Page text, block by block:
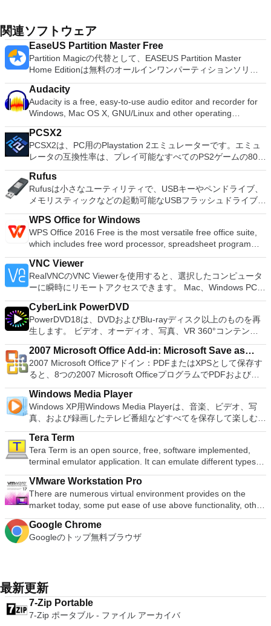
関連ソフトウェア
EaseUS Partition Master Free
Partition Magicの代替として、EASEUS Partition Master
Home Editionは無料のオールインワンパーティションソリュ
ーションおよびディスク管理ユーティリティです。パーティシ
ョンの拡張（特にシステムドライブ用）、ディスク領域の管
理、MBRおよびGUIDパーティションテーブル（GPT）ディス
クのディスク領域不足の問題の解決を可能にします。 パーテ
ィションのサイズ変更/移動システムドライブを拡張するディ
スクとパーティションをコピーパーティションをマージ分割パ
ーティション空き領域を再分配するダイナミックディスクの変
換パーティションを回復する
Audacity
Audacity is a free, easy-to-use audio editor and recorder for
Windows, Mac OS X, GNU/Linux and other operating
systems. You can use Audacity to: Record live audio. Convert
tapes and records into digital recordings or CDs. Edit Ogg
Vorbis, MP3, WAV or AIFF sound files. Cut, copy, splice or mix
sounds together. Change the speed or pitch of a recording.
Add new effects with LADSPA plug-ins. And more!
PCSX2
PCSX2は、PC用のPlaystation 2エミュレーターです。エミュ
レータの互換性率は、プレイ可能なすべてのPS2ゲームの80％
以上を誇っています。かなり強力なコンピューターを所有して
いる場合、PCSX2は優れたエミュレーターです。また、この
アプリケーションはローエンドコンピューターのサポートも提
供するため、Playstation 2コンソールのすべての所有者は、
PCで動作するゲームを見ることができます。 PCSX2エミュレ
ーターを使用すると、PS2コントローラーを使用して、本物の
プレイステーション体験をシミュレートできます。このアプリ
ケーションでは、ディスクからゲームを直接実行することも、
ハードドライブからISOイメージとして実行することもできま
す。 主な機能は次のとおりです。 Savestates：ボタンを1つ
押すだけで、ゲームの現在の「状態」を保存できます。 無制
限のメモリーカード：好きなだけメモリーカードを保存でき、
8MBから64MBまでの単一の物理カードに制限されなくなりま
した。 高解像度グラフィックス：PCSX2を使用すると、
1080pまたは4K HDでゲームをプレイできます。 全体とし
ゲームを高い精度でエミュレートでき、Windowsとエミュレ
ーターを切り替えることができます。欠点は、高速ゲームに苦
労し、時々フリーズまたはクラッシュすることです。* PCSX2
を使用するには、コンソールから抽出できるPlaystation 2
BIOSが必要です。
Rufus
Rufusは小さなユーティリティで、USBキーやペンドライブ、
メモリスティックなどの起動可能なUSBフラッシュドライブを
フォーマットおよび作成できます。 Rufusは、次のシナリオで
役立ちます。 Windows、Linux、およびUEFI用の起動可能な
ISOからUSBインストールメディアを作成する必要がある場
合。 OSがインストールされていないシステムで作業する必要
がある場合。 BIOSまたはその他のファームウェアをDOSから
フラッシュする必要がある場合。 低レベルのユーティリティ
を実行する必要がある場合。 Rufusは次の* ISOで動作しま
す：Arch Linux、Archbang、BartPE / pebuilder、CentOS、
Damn Small Linux、Fedora、FreeDOS、Gentoo、
gNewSense、Hiren&#39;s Boot CD、LiveXP、Knoppix、
Kubuntu、Linux Mint、NT Password Registry Editor、
OpenSUSE、Parted Magic、Slackware、Tails、Trinity
Rescue Kit、Ubuntu、Ultimate Boot CD、Windows XP（SP2
以降）、Windows Server 2003 R2、Windows Vista、
Windows 7、Windows 8。 *このリストは完全ではありませ
ア語、マレーシア語、セシュティナ、ダンスク、ドイツ語、英
語、スペイン語、フランス語、フルバツキー、イタリア語、ラ
トヴィエシュ、リエトゥビウ、マジャール、オランダ、ノルス
ク、ポルスキ、ポルトガル、ポルトガル、スロヴェンスキー、
スロベンツキー、スロヴェンスキーSrpski、Suomi、
Svenska、Türkçe。
WPS Office for Windows
WPS Office 2016 Free is the most versatile free office suite,
which includes free word processor, spreadsheet program
and presentation maker. With these three programs you will
easily be able to deal with any office related tasks. WPS
Office 2016 Free has multiple language support for English,
French, German, Spanish, Portuguese,Russian and Polish
languages. To switch between languages requires only a
single click! Despite being a free suite, WPS Office comes
with many innovative features, such as the paragraph
adjustment tool and multiple tabbed feature. It also has a PDF
converter, spell check and word count feature. WPS Office
2016 Personal Edition supports switching language UI,File
Roaming and Docer online templates. Key features include:
Writer Efficient word processor. Presentation Multimedia
presentations creator. Spreadsheets Powerful tool for data
processing and analysis. 100% compatible with MS Office
document file types (.docx, .pptx, .xlsx, etc.). Thousands of
support (iOS and Android). WPS Cloud Storage included.
Although it is a free suite, WPS Office 2016 Free comes with
many innovative features, including a useful a paragraph
adjustment tool int he Writer program. It has an Office to PDF
converter, automatic spell checking and word count features.
It also has some neat tools such as the Watermark in
document, and converting PowerPoint to Word document
support. Overall, WPS Office 2016 Free is a good alternative
to Microsoft's offering. The Writer program is a versatile word
processor; the Presentation program is an easy to use and
VNC Viewer
RealVNCのVNC Viewerを使用すると、選択したコンピュータ
ーに瞬時にリモートアクセスできます。 Mac、Windows PC、
またはLinuxマシン、世界中のどこからでも。 VNC Viewerを
使用すると、コンピューターのデスクトップを表示したり、コ
ンピューターの前に直接座っているかのようにマウスとキーボ
ードを制御したりできます。 VNC Viewerは、インストールと
使用が簡単です。制御したいデバイスでインストーラーを実行
し、指示に従ってください。オプションで、Windowsでのリ
モート展開に使用可能なMSIがあります。デスクトッププラッ
トフォームにVNC Viewerをインストールする権限がない場合
は、スタンドアロンオプションを選択する必要があります。
主な機能は次のとおりです。 クラウドサービスを介してVNC
Connectを実行しているコンピューターに接続します。 Apple
Screen Sharing（ARD）などのサードパーティ製のVNC互換
ソフトウェアを実行しているコンピューターに直接接続しま
す。 各デバイスでVNC Viewerにサインインして、すべてのデ
バイス間の接続をバックアップおよび同期します。 仮想キー
の高度なキーが含まれています。 Bluetoothキーボードのサポ
ート。 VNC Connectサブスクリプションには、無料、有料、
試用の3つのバージョンがあります。 制御する必要のあるマシ
ンごとに、RealVNCのWebサイトにアクセスして、各コンピ
ューターにVNC Connectをダウンロードするだけです。次
に、RealVNCアカウントの資格情報を使用して、ローカルマ
はすぐに各コンピューターをパスワードで保護します。コンピ
ューターへのログインに使用するのと同じユーザー名とパスワ
ードを入力するだけです。 WIN 7,8,8.1,10をサポートしま
す。 VNC ViewerのMacバージョンをお探しですか？ここから
CyberLink PowerDVD
PowerDVD18は、DVDおよびBlu-rayディスク以上のものを再
生します。 ビデオ、オーディオ、写真、VR 360°コンテン
ツ、さらにはYouTubeやVimeoにとっても、PowerDVD18は重
要なエンターテイメントの仲間です。 Ultra HD HDR TVとサ
ラウンドサウンドシステムの可能性を解き放ち、360°ビデオ
の増え続けるコレクションへのアクセスで仮想世界に没頭する
か、PCまたはラップトップでの比類のない再生サポートと独
自の強化により、どこにいても簡単にリラックスできます。
新機能は次のとおりです。 4K DHR向けに最適化 Ultra HD
Blu-ray、4K、HEVC / H.265およびHDR10コンテンツをサポー
ト全画面モードで21：9モニターで2.35：1の映画を見る常時
オンのミニビューでYouTubeライブを見る YouTubeおよび
Vimeoで4K HDRおよび360ビデオを再生 VRエクスペリエンス
の向上：Microsoft Mixed Realityヘッドセット、HTC、VIVE、
およびOculus Riftをサポート Fire TVとキャストのサポート
注：これは商用トライアルです。
2007 Microsoft Office Add-in: Microsoft Save as
PDF or XPS
2007 Microsoft Officeアドイン：PDFまたはXPSとして保存す
ると、8つの2007 Microsoft OfficeプログラムでPDFおよび
XPS形式にエクスポートして保存できます。このツールを使用
すると、これらのプログラムのサブセットでPDF形式および
XPS形式の電子メール添付ファイルとして送信することもでき
ます（特定の機能はプログラムによって異なります）。 この
ダウンロードは、次のOfficeプログラムで動作します。
Microsoft Office Access 2007。 Microsoft Office Excel 2007。
Microsoft Office InfoPath 2007。 Microsoft Office OneNote
2007。 Microsoft Office PowerPoint 2007。 Microsoft Office
Publisher 2007。 Microsoft Office Visio 2007。 Microsoft
Office Word 2007。 2007 Microsoft Officeプログラムのこの
Microsoft Save as PDFまたはXPSアドインは、2007 Microsoft
Office systemソフトウェアの補足条項であり、2007 Microsoft
Office systemソフトウェアのライセンス条項の対象となりま
す。 システム要件：サポートされているオペレーティングシ
Windows Media Player
Windows XP用Windows Media Playerは、音楽、ビデオ、写
真、および録画したテレビ番組などすべてを保存して楽しむ最
適な機能を搭載しています。 再生、表示、外出先で楽しむた
めのポータブル デバイスとの同期、さらには家中のデバイス
との共有も、すべて1か所で行えます。 シンプルなデザイン -
まったく新しい外観でデジタル エンターテイメントを楽しめ
ます。 大好きな音楽をより多く - デジタル音楽体験がさらに
楽しくなります。 エンターテイメントをすべて1つの場所に -
音楽、ビデオ、写真、録画したテレビ番組をすべて保存して楽
しめます。 どこでも楽しめる - どこにいても音楽、ビデオ、
写真にアクセスできます。
Tera Term
Tera Term is an open source, free, software implemented,
terminal emulator application. It can emulate different types of
computer terminals, from DEC VT100 to DEC VT382, and it
supports telnet, SSH 1 & 2 and serial port connections. It also
has a built-in macro scripting language and some other useful
plugins. Key features include: Automatically creates logs with
unique log names. Supports SSH, standard telnet and serial
ports. Supports dec/digital/vt terminal standards. Tera Term is
a useful application, which allows the connection to any
system resources. So, if you need a free terminal emulator,
which is easy to master and supports remote Telnet or SSH
host connections then Tera Term is a good choice.
VMware Workstation Pro
There are numerous virtual environment provides on the
market today, some put ease of use above functionality, other
place integration above stability. VMware Workstation Pro is
the easiest to use, the fastest and the most reliable app when
it comes to evaluating a new OS, or new software apps and
anywhere on VMware software. vSphere and vCloud Air
Support - Drag and drop VMs between environments.
Restricted and Encrypted VMs - Protection and performance
enhancements. Expiring Virtual Machines - Time-limited
Google Chrome
Googleのトップ無料ブラウザ
最新更新
7-Zip Portable
7-Zip ポータブル - ファイル アーカイバ